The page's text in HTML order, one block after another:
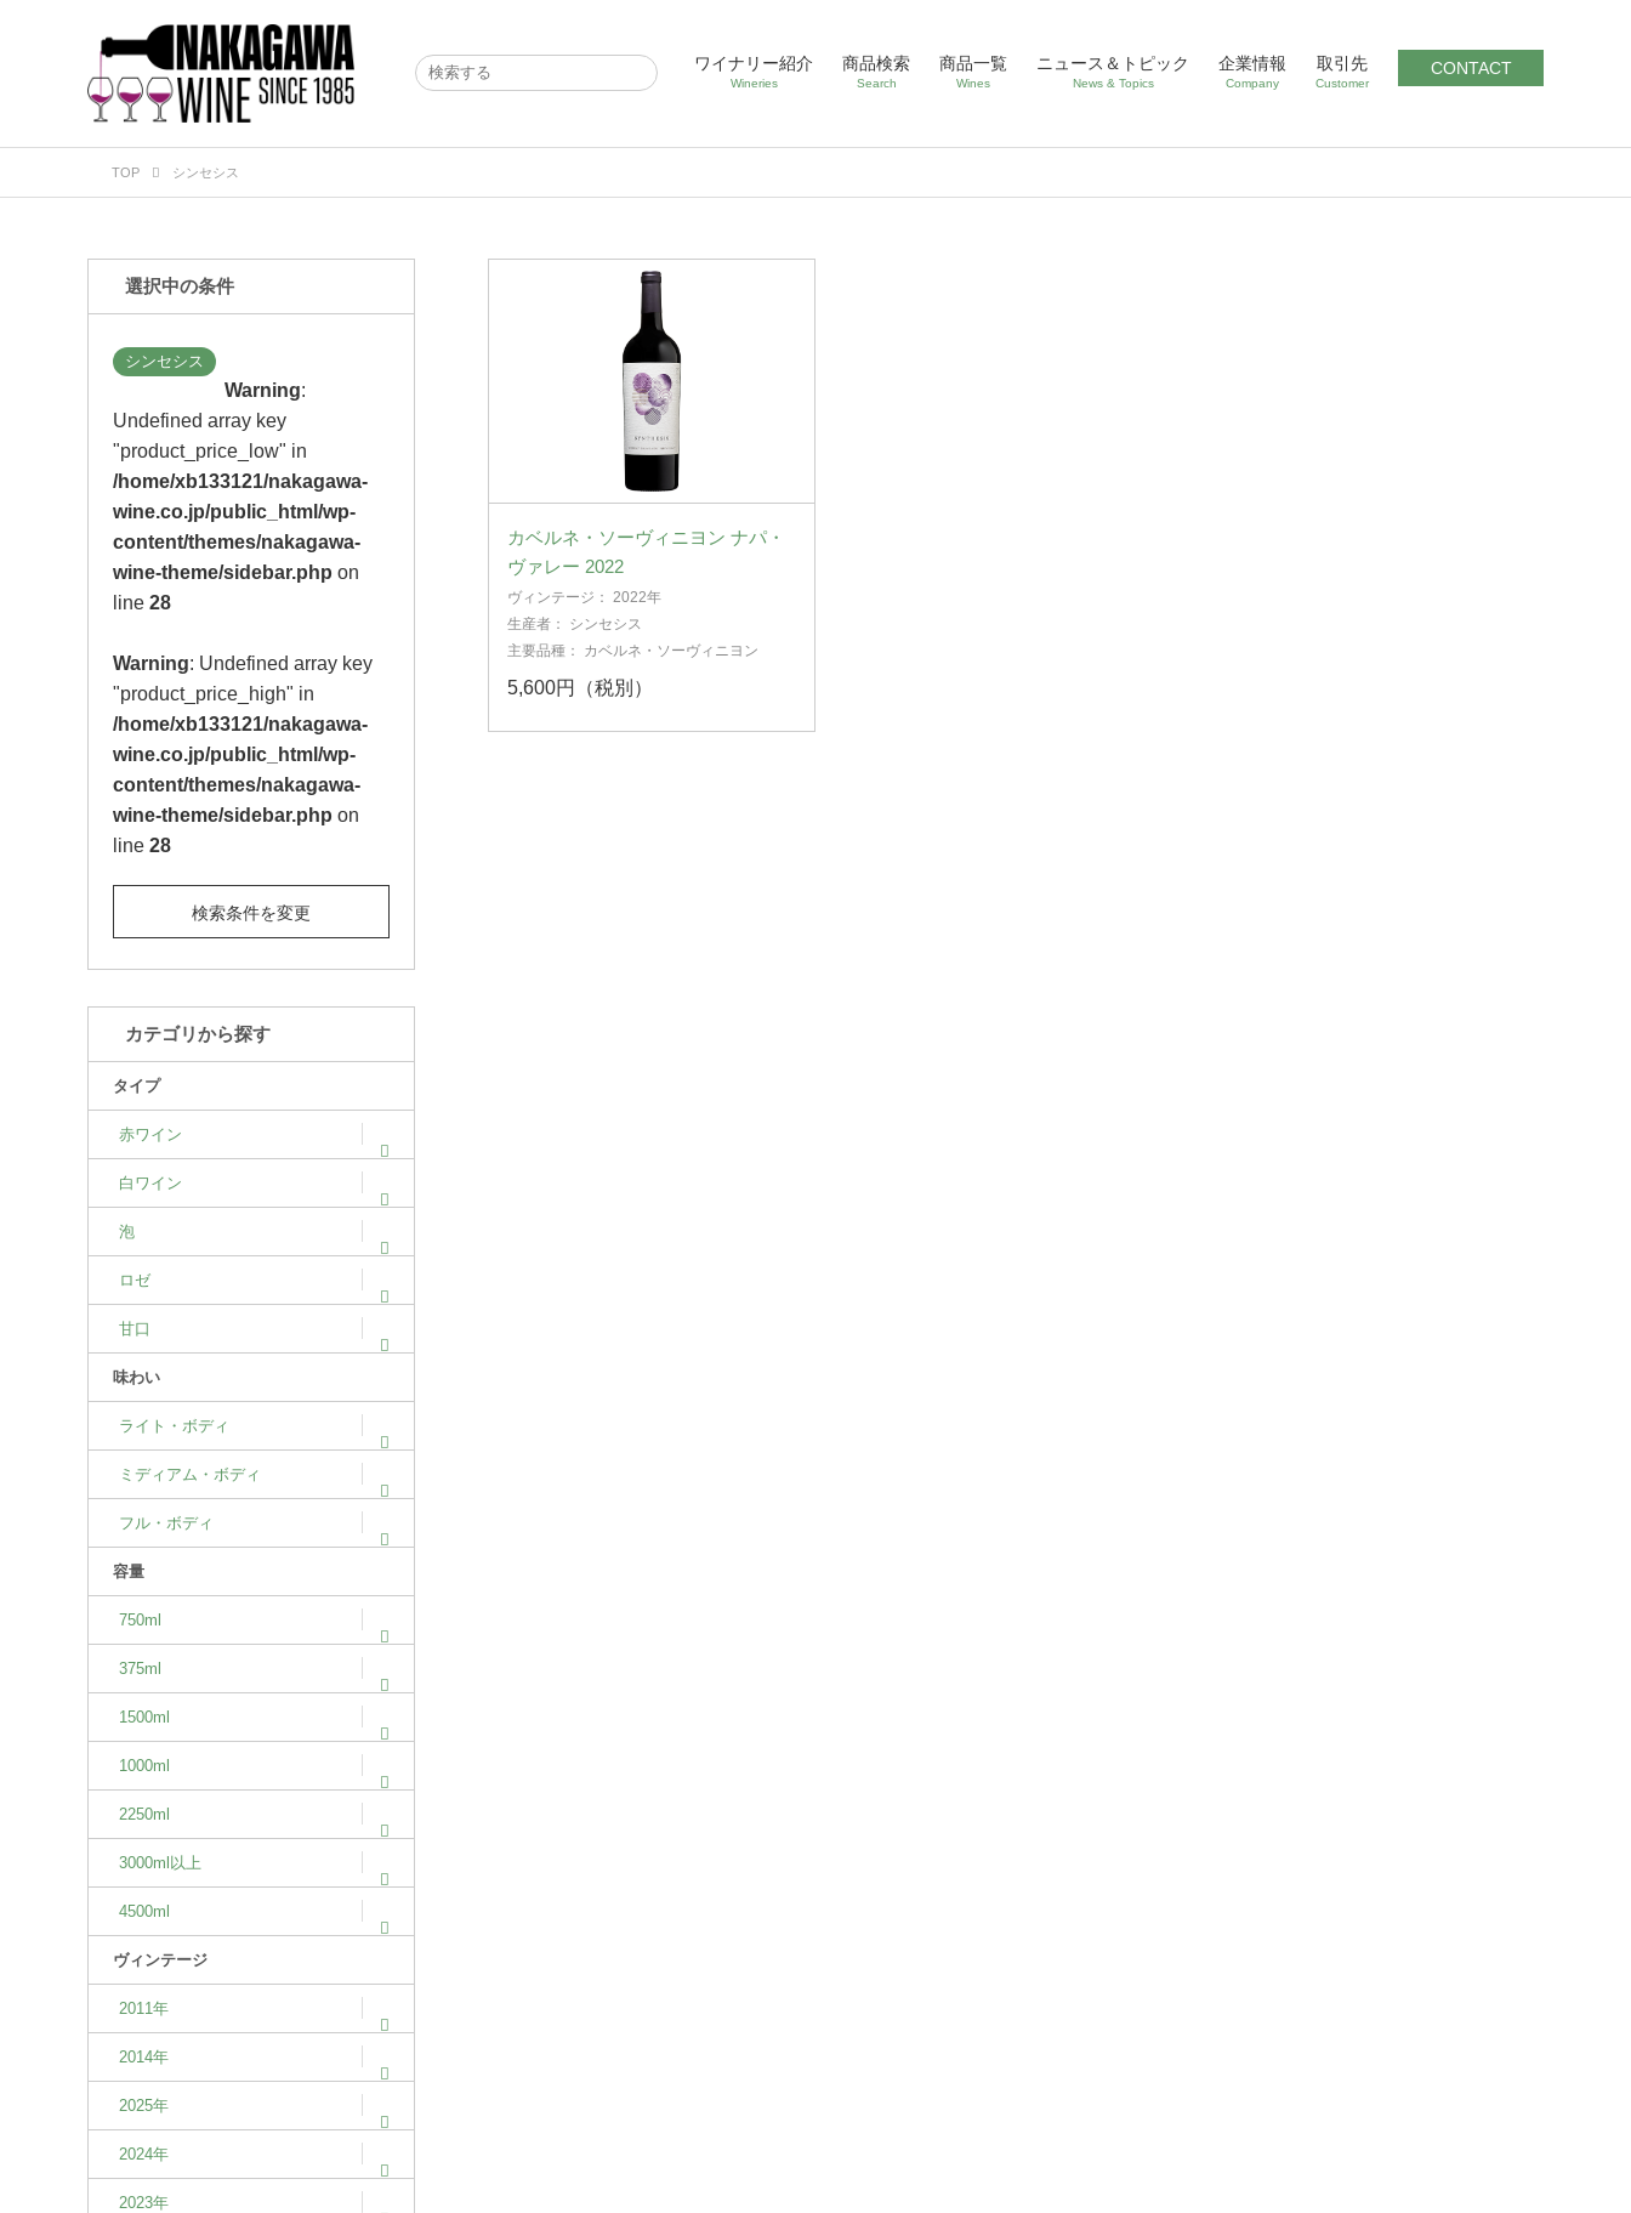
ワイナリー紹介
Wineries
商品検索
Search
商品一覧
Wines
ニュース＆トピック
News & Topics
企業情報
Company
取引先
Customer
CONTACT
TOP シンセシス
選択中の条件
シンセシス
Warning:
Undefined array key
"product_price_low" in
/home/xb133121/nakagawa-
wine.co.jp/public_html/wp-
content/themes/nakagawa-
wine-theme/sidebar.php on
line 28
Warning: Undefined array key
"product_price_high" in
/home/xb133121/nakagawa-
wine.co.jp/public_html/wp-
content/themes/nakagawa-
wine-theme/sidebar.php on
line 28
検索条件を変更
カテゴリから探す
タイプ
赤ワイン
白ワイン
泡
ロゼ
甘口
味わい
ライト・ボディ
ミディアム・ボディ
フル・ボディ
容量
750ml
375ml
1500ml
1000ml
2250ml
3000ml以上
4500ml
ヴィンテージ
2011年
2014年
2025年
2024年
2023年
カベルネ・ソーヴィニヨン ナパ・
ヴァレー 2022
ヴィンテージ： 2022年
生産者： シンセシス
主要品種： カベルネ・ソーヴィニヨン
5,600円（税別）